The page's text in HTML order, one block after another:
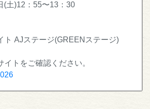
(土)12：55〜13：30
ト AJステージ(GREENステージ)
イトをご確認ください。